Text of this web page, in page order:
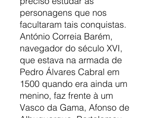
personagens que nos
facultaram tais conquistas.
António Correia Barém,
navegador do século XVI,
que estava na armada de
Pedro Álvares Cabral em
1500 quando era ainda um
menino, faz frente à um
Vasco da Gama, Afonso de